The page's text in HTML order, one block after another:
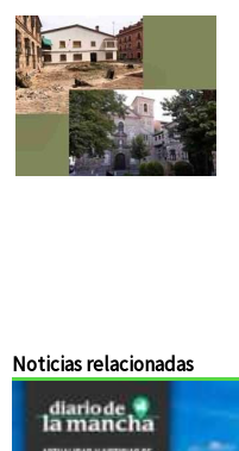
Noticias relacionadas